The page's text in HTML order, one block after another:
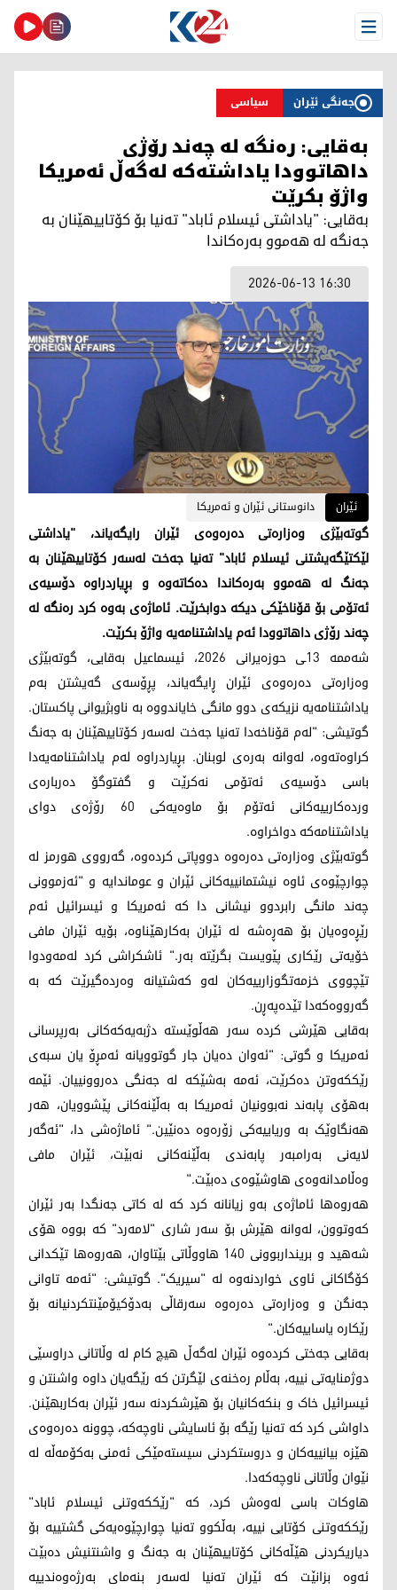
Open Menu
جەنگی ئێران سیاسی
بەقایی: رەنگە لە چەند رۆژی
داهاتوودا یاداشتەکە لەگەڵ ئەمریکا
واژۆ بکرێت
بەقایی: "یاداشتی ئیسلام ئاباد" تەنیا بۆ کۆتاییهێنان بە
جەنگە لە هەموو بەرەکاندا
2026-06-13 16:30
ئێران دانوستانی ئێران و ئەمریکا
گوتەبێژی وەزارەتی دەرەوەی ئێران رایگەیاند، "یاداشتی
لێکتێگەیشتنی ئیسلام ئاباد" تەنیا جەخت لەسەر کۆتاییهێنان بە
جەنگ لە هەموو بەرەکاندا دەکاتەوە و بڕیاردراوە دۆسیەی
ئەتۆمی بۆ قۆناخێکی دیکە دوابخرێت. ئاماژەی بەوە کرد رەنگە لە
چەند رۆژی داهاتوودا ئەم یاداشتنامەیە واژۆ بکرێت.
شەممە 13ـی حوزەیرانی 2026، ئیسماعیل بەقایی، گوتەبێژی
وەزارەتی دەرەوەی ئێران ڕایگەیاند، پڕۆسەی گەیشتن بەم
یاداشتنامەیە نزیکەی دوو مانگی خایاندووە بە ناوبژیوانی پاکستان.
گوتیشی: "لەم قۆناخەدا تەنیا جەخت لەسەر کۆتاییهێنان بە جەنگ
کراوەتەوە، لەوانە بەرەی لوبنان. بڕیاردراوە لەم یاداشتنامەیەدا
باسی دۆسیەی ئەتۆمی نەکرێت و گفتوگۆ دەربارەی
وردەکارییەکانی ئەتۆم بۆ ماوەیەکی 60 رۆژەی دوای
یاداشتنامەکە دواخراوە.
گوتەبێژی وەزارەتی دەرەوە دووپاتی کردەوە، گەرووی هورمز لە
چوارچێوەی ئاوە نیشتمانییەکانی ئێران و عوماندایە و "ئەزموونی
چەند مانگی رابردوو نیشانی دا کە ئەمریکا و ئیسرائیل ئەم
رێڕەوەیان بۆ هەڕەشە لە ئێران بەکارهێناوە، بۆیە ئێران مافی
خۆیەتی رێکاری پێویست بگرێتە بەر." ئاشکراشی کرد لەمەودوا
تێچووی خزمەتگوزارییەکان لەو کەشتیانە وەردەگیرێت کە بە
گەرووەکەدا تێدەپەڕن.
بەقایی هێرشی کردە سەر هەڵوێستە دژبەیەکەکانی بەرپرسانی
ئەمریکا و گوتی: "ئەوان دەیان جار گوتوویانە ئەمڕۆ یان سبەی
رێککەوتن دەکرێت، ئەمە بەشێکە لە جەنگی دەروونییان. ئێمە
بەهۆی پابەند نەبوونیان ئەمریکا بە بەڵێنەکانی پێشوویان، هەر
هەنگاوێک بە وریاییەکی زۆرەوە دەنێین." ئاماژەشی دا، "ئەگەر
لایەنی بەرامبەر پابەندی بەڵێنەکانی نەبێت، ئێران مافی
وەڵامدانەوەی هاوشێوەی دەبێت."
هەروەها ئاماژەی بەو زیانانە کرد کە لە کاتی جەنگدا بەر ئێران
کەوتوون، لەوانە هێرش بۆ سەر شاری "لامەرد" کە بووە هۆی
شەهید و برینداربوونی 140 هاووڵاتی بێتاوان، هەروەها تێکدانی
کۆگاکانی ئاوی خواردنەوە لە "سیریک". گوتیشی: "ئەمە تاوانی
جەنگن و وەزارەتی دەرەوە سەرقاڵی بەدۆکیۆمێنتکردنیانە بۆ
رێکارە یاساییەکان."
بەقایی جەختی کردەوە ئێران لەگەڵ هیچ کام لە وڵاتانی دراوسێی
دوژمنایەتی نییە، بەڵام رەخنەی لێگرتن کە رێگەیان داوە واشنتن و
ئیسرائیل خاک و بنکەکانیان بۆ هێرشکردنە سەر ئێران بەکاربهێنن.
داواشی کرد کە تەنیا رێگە بۆ ئاسایشی ناوچەکە، چوونە دەرەوەی
هێزە بیانییەکان و دروستکردنی سیستەمێکی ئەمنی بەکۆمەڵە لە
نێوان وڵاتانی ناوچەکەدا.
هاوکات باسی لەوەش کرد، کە "رێککەوتنی ئیسلام ئاباد"
رێککەوتنی کۆتایی نییە، بەڵکوو تەنیا چوارچێوەیەکی گشتییە بۆ
دیاریکردنی هێڵەکانی کۆتاییهێنان بە جەنگ و واشنتنیش دەبێت
ئەوە بزانێت کە ئێران تەنیا لەسەر بنەمای بەرژەوەندییە